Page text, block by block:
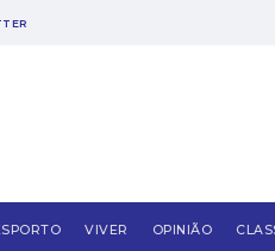
VIVER OPINIÃO
a celebrar o “Dia do